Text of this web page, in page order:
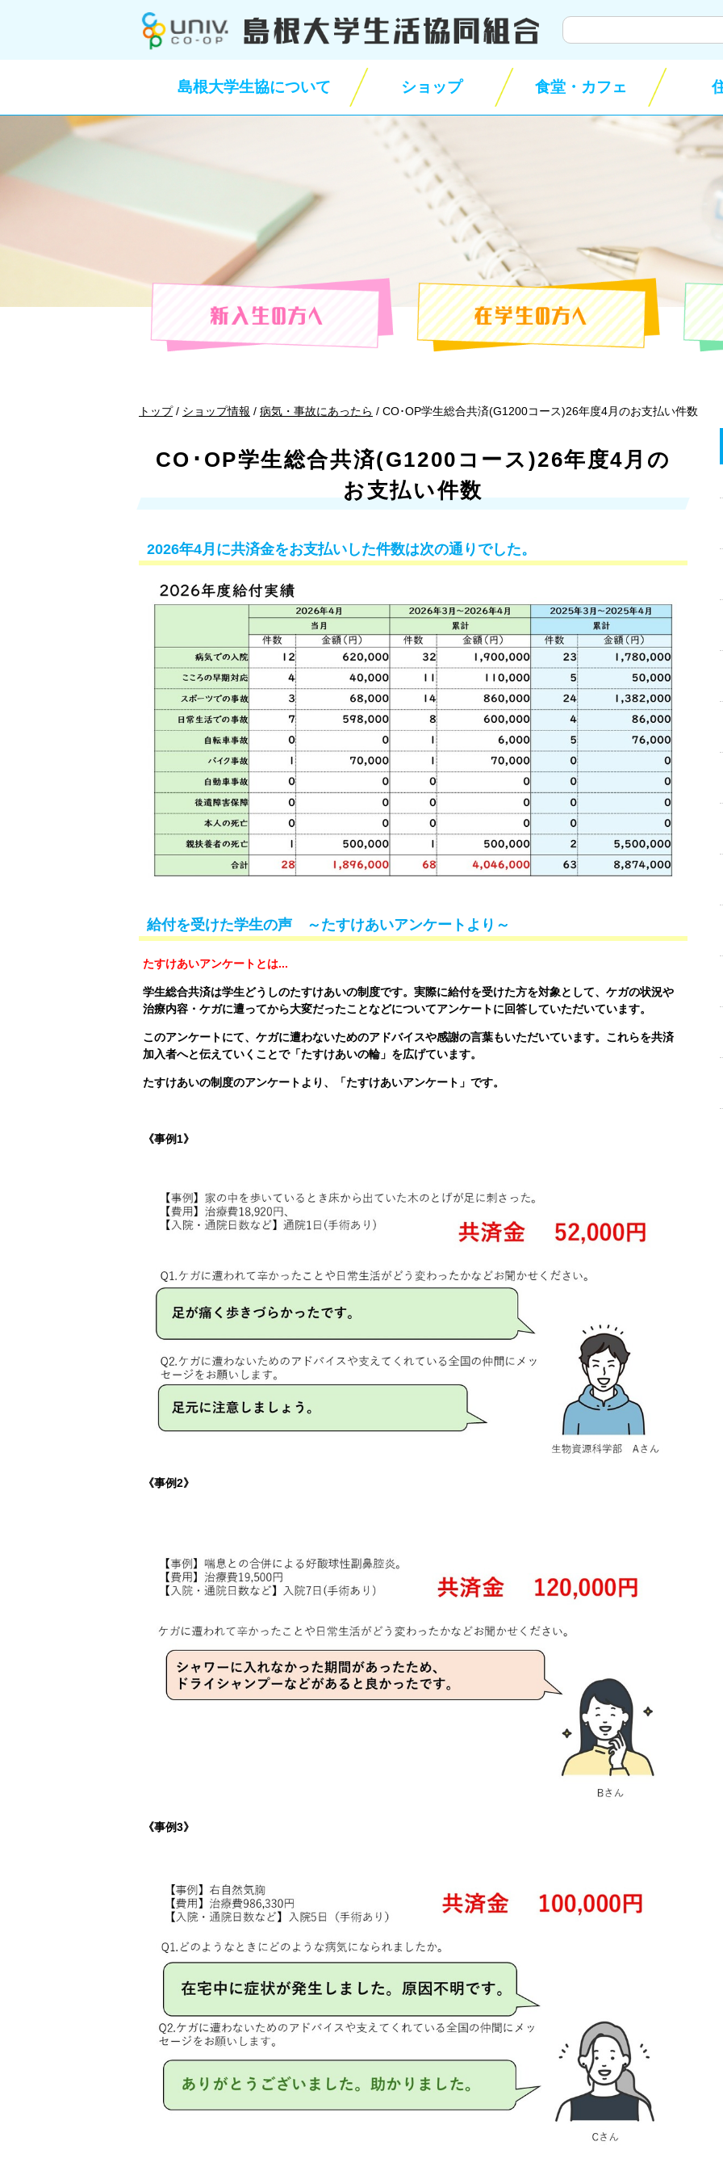
サ
内
島根大学生協について ショップ 食堂・カフェ
現
トップ/ ショップ情報 / 病気・事故にあったら / CO･OP学生総合共済(G1200コース)26年度4月のお支払い件数
CO･OP学生総合共済(G1200コース)26年度4月の
お支払い件数
2026年4月に共済金をお支払いした件数は次の通りでした。
給付を受けた学生の声 ～たすけあいアンケートより～
たすけあいアンケートとは...
学生総合共済は学生どうしのたすけあいの制度です。実際に給付を受けた方を対象として、ケガの状況や
治療内容・ケガに遭ってから大変だったことなどについてアンケートに回答していただいています。
このアンケートにて、ケガに遭わないためのアドバイスや感謝の言葉もいただいています。これらを共済
加入者へと伝えていくことで「たすけあいの輪」を広げています。
たすけあいの制度のアンケートより、「たすけあいアンケート」です。
《事例1》
《事例2》
《事例3》